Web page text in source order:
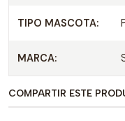
TIPO MASCOTA:
MARCA:
COMPARTIR ESTE